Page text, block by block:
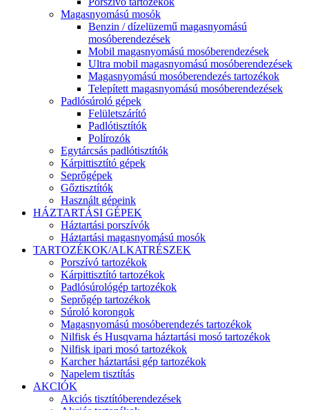
Magasnyomású mosók
Benzin / dízelüzemű magasnyomású
mosóberendezések
Mobil magasnyomású mosóberendezések
Ultra mobil magasnyomású mosóberendezések
Magasnyomású mosóberendezés tartozékok
Telepített magasnyomású mosóberendezések
Padlósúroló gépek
Felületszárító
Padlótisztítók
Polírozók
Egytárcsás padlótisztítók
Kárpittisztító gépek
Seprőgépek
Gőztisztítók
Használt gépeink
HÁZTARTÁSI GÉPEK
Háztartási porszívók
Háztartási magasnyomású mosók
TARTOZÉKOK/ALKATRÉSZEK
Porszívó tartozékok
Kárpittisztító tartozékok
Padlósúrológép tartozékok
Seprőgép tartozékok
Súroló korongok
Magasnyomású mosóberendezés tartozékok
Nilfisk és Husqvarna háztartási mosó tartozékok
Nilfisk ipari mosó tartozékok
Karcher háztartási gép tartozékok
Napelem tisztítás
AKCIÓK
Akciós tisztítóberendezések